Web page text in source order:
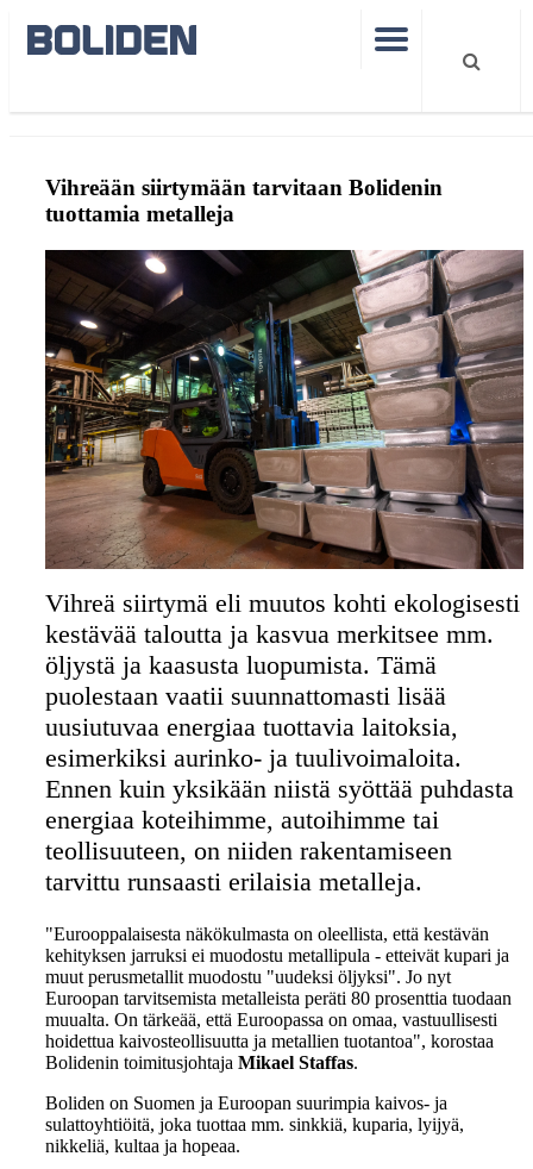
Vihreään siirtymään tarvitaan Bolidenin
tuottamia metalleja
Vihreä siirtymä eli muutos kohti ekologisesti
kestävää taloutta ja kasvua merkitsee mm.
öljystä ja kaasusta luopumista. Tämä
puolestaan vaatii suunnattomasti lisää
uusiutuvaa energiaa tuottavia laitoksia,
esimerkiksi aurinko- ja tuulivoimaloita.
Ennen kuin yksikään niistä syöttää puhdasta
energiaa koteihimme, autoihimme tai
teollisuuteen, on niiden rakentamiseen
tarvittu runsaasti erilaisia metalleja.
"Eurooppalaisesta näkökulmasta on oleellista, että kestävän
kehityksen jarruksi ei muodostu metallipula - etteivät kupari ja
muut perusmetallit muodostu "uudeksi öljyksi". Jo nyt
Euroopan tarvitsemista metalleista peräti 80 prosenttia tuodaan
muualta. On tärkeää, että Euroopassa on omaa, vastuullisesti
hoidettua kaivosteollisuutta ja metallien tuotantoa", korostaa
Bolidenin toimitusjohtaja Mikael Staffas.
Boliden on Suomen ja Euroopan suurimpia kaivos- ja
sulattoyhtiöitä, joka tuottaa mm. sinkkiä, kuparia, lyijyä,
nikkeliä, kultaa ja hopeaa.